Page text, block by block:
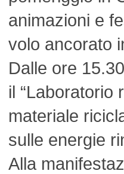
animazioni e
volo ancorato
Dalle ore
il “Laboratorio
materiale
sulle energie
Alla